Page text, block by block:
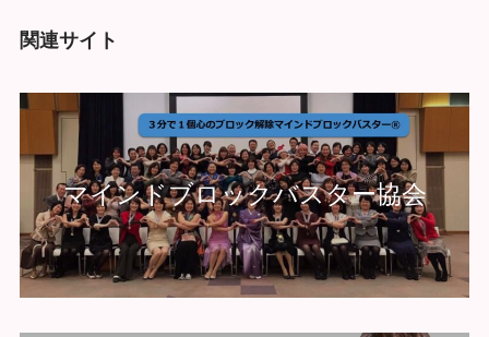
関連サイト
マインドブロックバスター協会